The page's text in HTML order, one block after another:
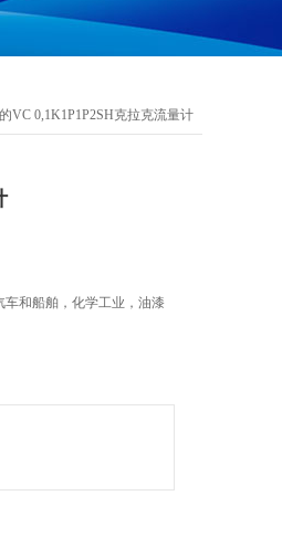
VC 0,1K1P1P2SH克拉克流量计
车和船舶，化学工业，油漆